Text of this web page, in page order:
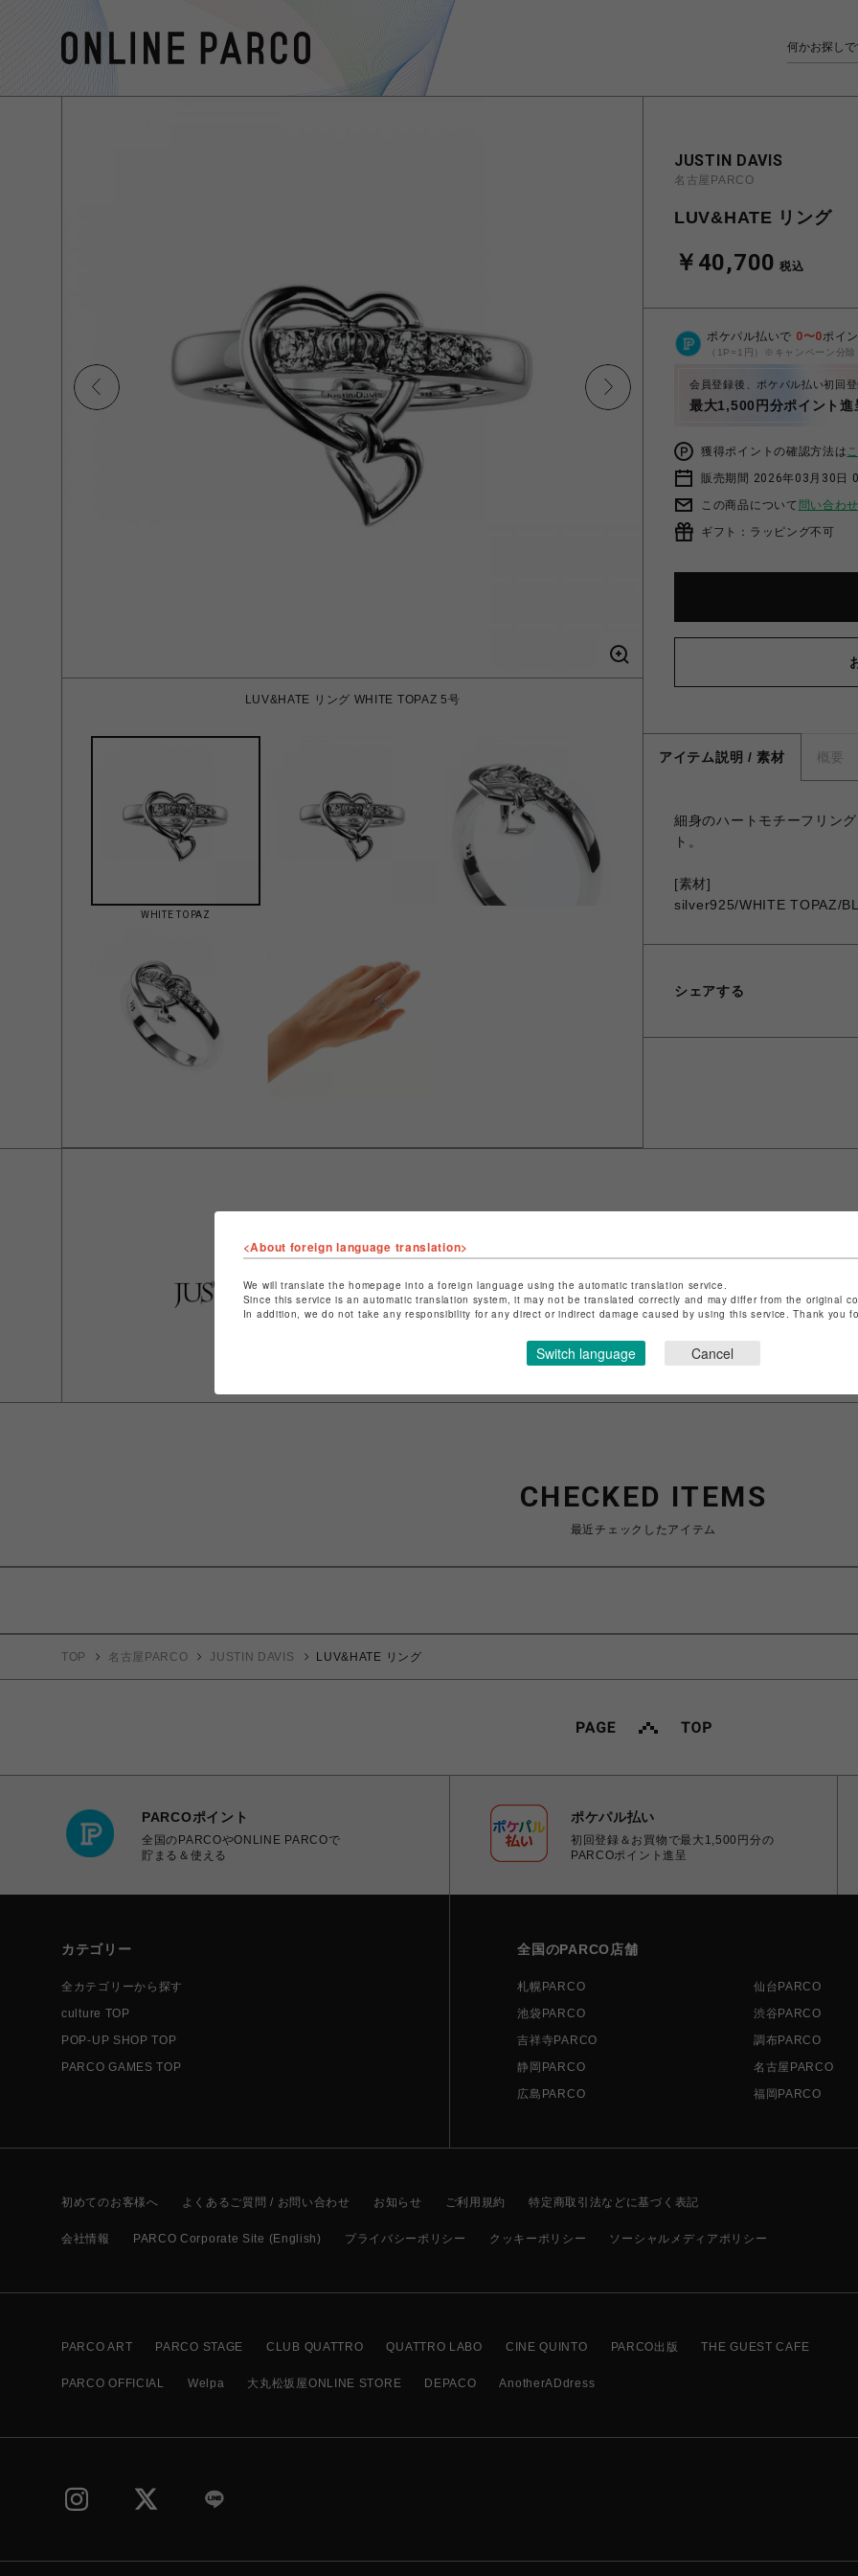
LUV&HATE リング WHITE TOPAZ 5号
WHITE TOPAZ
JUSTIN DAVIS
名古屋PARCO
LUV&HATE リング
￥40,700 税込
ポケパル払いで 0〜0ポイ
（1P=1円）※キャンペーン分除
会員登録後、ポケパル払い初回
最大1,500円分ポイント進
獲得ポイントの確認方法は
販売期間 2026年03月30日
この商品について 問い合わ
ギフト：ラッピング不可
アイテム説明 / 素材 概要
細身のハートモチーフリン
ト。
[素材]
silver925/WHITE TOPAZ/
シェアする
ショップ名
特定商取引法など法令に基づく表記はこちら
ショップお問い合わせはこちら
CHECKED ITEMS
最近チェックしたアイテム
TOP 名古屋PARCO JUSTIN DAVIS LUV&HATE リング
PARCOポイント
全国のPARCOやONLINE PARCOで
貯まる＆使える
ポケパル払い
初回登録＆お買物で最大1,500円分の
PARCOポイント進呈
カテゴリー
全カテゴリーから探す
culture TOP
POP-UP SHOP TOP
PARCO GAMES TOP
全国のPARCO店舗
札幌PARCO 仙台PARCO
池袋PARCO
渋谷PARCO
吉祥寺PARCO
調布PARCO
静岡PARCO
名古屋PARCO
広島PARCO
福岡PARCO
初めてのお客様へ よくあるご質問 / お問い合わせ お知らせ ご利用規約 特定商取引法などに基づく表記
会社情報 PARCO Corporate Site (English) プライバシーポリシー クッキーポリシー ソーシャルメディアポリシー
PARCO ART PARCO STAGE CLUB QUATTRO QUATTRO LABO CINE QUINTO PARCO出版 THE GUEST CAFE
PARCO OFFICIAL Welpa 大丸松坂屋ONLINE STORE DEPACO AnotherADdress
<About foreign language translation>
We will translate the homepage into a foreign language using the automatic translation service.
Since this service is an automatic translation system, it may not be translated correctly and may differ from the original
In addition, we do not take any responsibility for any direct or indirect damage caused by using this service. Thank you
Switch language Cancel